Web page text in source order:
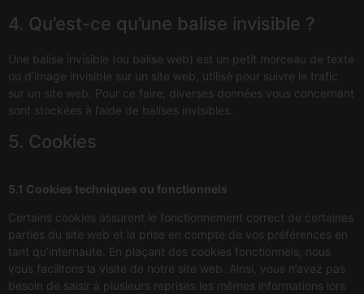
4. Qu’est-ce qu’une balise invisible ?
Une balise invisible (ou balise web) est un petit morceau de texte
ou d’image invisible sur un site web, utilisé pour suivre le trafic
sur un site web. Pour ce faire, diverses données vous concernant
sont stockées à l’aide de balises invisibles.
5. Cookies
5.1 Cookies techniques ou fonctionnels
Certains cookies assurent le fonctionnement correct de certaines
parties du site web et la prise en compte de vos préférences en
tant qu’internaute. En plaçant des cookies fonctionnels, nous
vous facilitons la visite de notre site web. Ainsi, vous n’avez pas
besoin de saisir à plusieurs reprises les mêmes informations lors